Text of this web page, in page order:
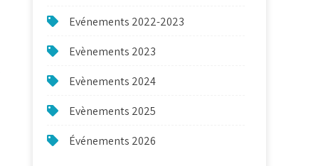
Evénements 2022-2023
Evènements 2023
Evènements 2024
Evènements 2025
Événements 2026